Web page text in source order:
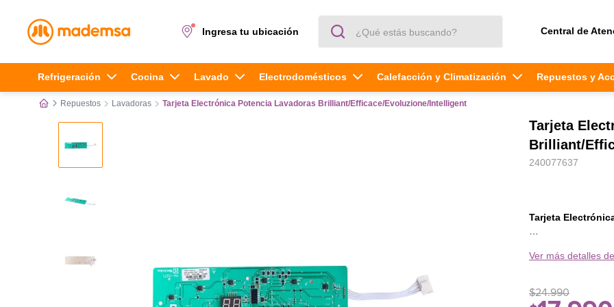
Ingresa tu ubicación
Términos más buscados
1. cocina 4 platos
refrigerador
secadora
Central de
Refrigeración Cocina Lavado Electrodomésticos Calefacción y Climatización Repuestos y
Repuestos Lavadoras Tarjeta Electrónica Potencia Lavadoras Brilliant/Efficace/Evoluzione/Intelligent
Tarjeta
Brilliant/
240077637
Tarjeta
repuestos
calidad y
BRILLIANT 11,5
Ver más detalles
$24.990